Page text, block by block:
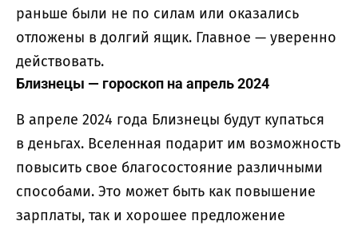
раньше были не по силам или оказались
отложены в долгий ящик. Главное — уверенно
действовать.
Близнецы — гороскоп на апрель 2024
В апреле 2024 года Близнецы будут купаться
в деньгах. Вселенная подарит им возможность
повысить свое благосостояние различными
способами. Это может быть как повышение
зарплаты, так и хорошее предложение